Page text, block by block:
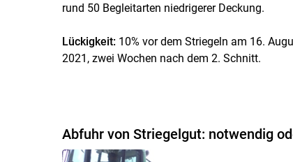
rund 50 Begleitarten niedrigerer Deckung.
Lückigkeit:10% vor dem Striegeln am 16.
2021, zwei Wochen nach dem 2. Schnitt.
Abfuhr von Striegelgut: notwendig